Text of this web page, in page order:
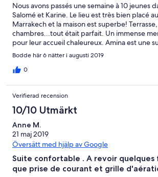
Nous avons passés une semaine à 10 jeunes
Salomé et Karine. Le lieu est très bien placé
Marrakech et la maison est superbe!
chambres...tout était parfait. Un immense
pour leur accueil chaleureux. Amina est une
Adil était toujours là en cas de besoin, et ce,
l’heure. Nous saurons conseiller cette location
bientôt j’espère
Bodde här 6 nätter i augusti 2019
0
Verifierad recension
10/10 Utmärkt
Anne M.
21 maj 2019
Översätt med hjälp av Google
Suite confortable . A revoir quelques
que prise de courant et grille